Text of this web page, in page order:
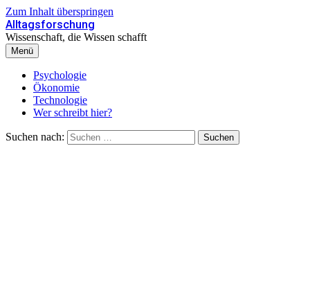
Zum Inhalt überspringen
Alltagsforschung
Wissenschaft, die Wissen schafft
Menü
Psychologie
Ökonomie
Technologie
Wer schreibt hier?
Suchen nach: